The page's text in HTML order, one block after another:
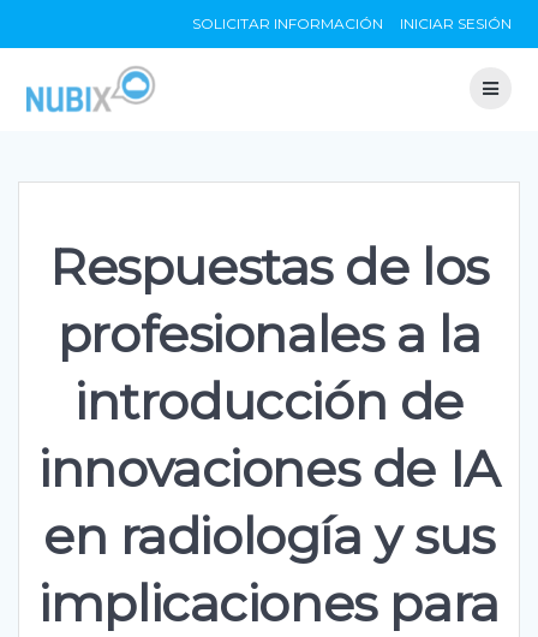
to
SOLICITAR INFORMACIÓN INICIAR SESIÓN
Respuestas de los
profesionales a la
introducción de
innovaciones de IA
en radiología y sus
implicaciones para